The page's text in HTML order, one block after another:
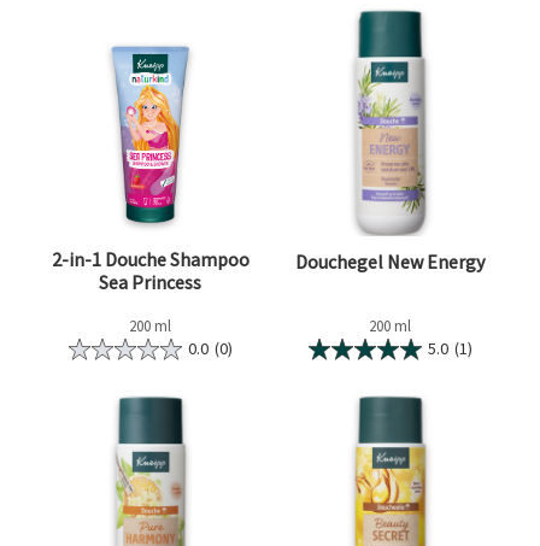
2-in-1 Douche Shampoo
Sea Princess
200 ml
0.0 (0)
Douchegel New Energy
200 ml
5.0 (1)